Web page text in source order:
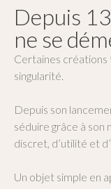
Depuis
ne se
Certaines créations
singularité.
Depuis son
séduire grâce à son
discret, d’utilité et
Un objet simple en